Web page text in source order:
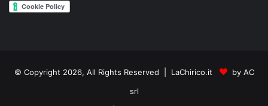
© Copyright 2026, All Rights Reserved | LaChirico.it
by AC
srl